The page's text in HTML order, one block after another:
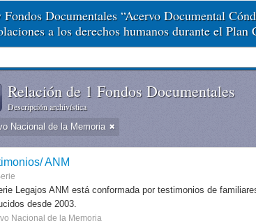
Documentales “Acervo Documental
a los derechos humanos durante el Plan
Relación de 1 Fondos Documentales
Descripción archivística
Nacional de la Memoria
ANM
Legajos ANM está conformada por testimonios de
desde 2003.
Nacional de la Memoria